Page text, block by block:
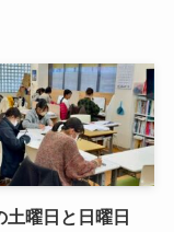
土曜日と日曜日